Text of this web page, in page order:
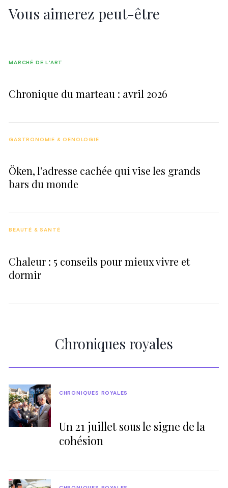
Vous aimerez peut-être
Chronique du marteau : avril 2026
MARCHÉ DE L'ART
Öken, l'adresse cachée qui vise les grands
bars du monde
GASTRONOMIE & OENOLOGIE
Chaleur : 5 conseils pour mieux vivre et
dormir
BEAUTÉ & SANTÉ
Chroniques royales
Un 21 juillet sous le signe de la
cohésion
CHRONIQUES ROYALES